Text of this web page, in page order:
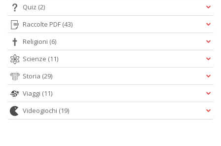
Quiz (2)
Raccolte PDF (43)
Religioni (6)
Scienze (11)
Storia (29)
Viaggi (11)
Videogiochi (19)